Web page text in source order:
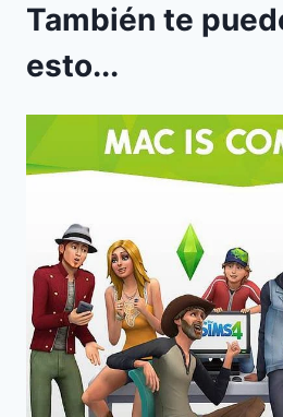
También te
esto...